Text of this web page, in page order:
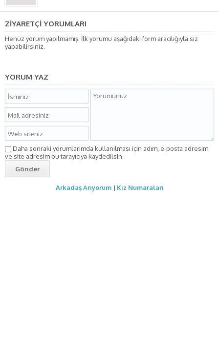
ZİYARETÇİ YORUMLARI
Henüz yorum yapılmamış. İlk yorumu aşağıdaki form aracılığıyla siz
yapabilirsiniz.
YORUM YAZ
Daha sonraki yorumlarımda kullanılması için adım, e-posta adresim
ve site adresim bu tarayıcıya kaydedilsin.
Arkadaş Arıyorum| Kız Numaraları